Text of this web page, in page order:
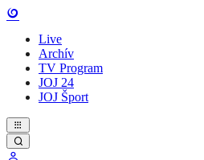
Live
Archív
TV Program
JOJ 24
JOJ Šport